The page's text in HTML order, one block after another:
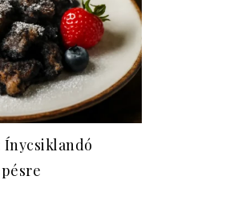
Ínycsiklandó